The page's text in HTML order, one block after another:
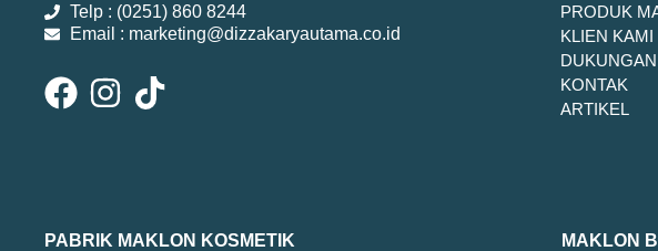
Telp : (0251) 860 8244
Email : marketing@dizzakaryautama.co.id
PRODUK
KLIEN KAMI
DUKUNGAN
KONTAK
ARTIKEL
PABRIK MAKLON KOSMETIK MAKLON